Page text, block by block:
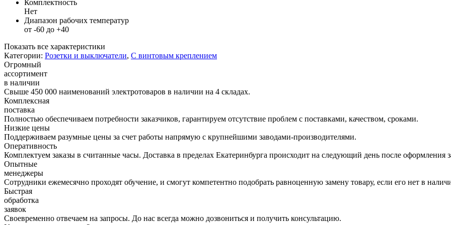
Комплектность
Нет
Диапазон рабочих температур
от -60 до +40
Показать все характеристики
Категории: Розетки и выключатели, С винтовым креплением
Огромный
ассортимент
в наличии
Свыше 450 000 наименований электротоваров в наличии на 4 складах.
Комплексная
поставка
Полностью обеспечиваем потребности заказчиков, гарантируем отсутствие проблем с поставками, качеством, сроками.
Низкие цены
Поддерживаем разумные цены за счет работы напрямую с крупнейшими заводами-производителями.
Оперативность
Комплектуем заказы в считанные часы. Доставка в пределах Екатеринбурга происходит на следующий день после оформления
Опытные
менеджеры
Сотрудники ежемесячно проходят обучение, и смогут компетентно подобрать равноценную замену товару, если его нет в
Быстрая
обработка
заявок
Своевременно отвечаем на запросы. До нас всегда можно дозвониться и получить консультацию.